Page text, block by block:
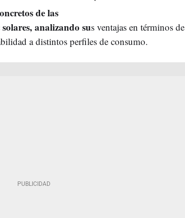
de las
analizando sus ventajas en términos de
a distintos perfiles de consumo.